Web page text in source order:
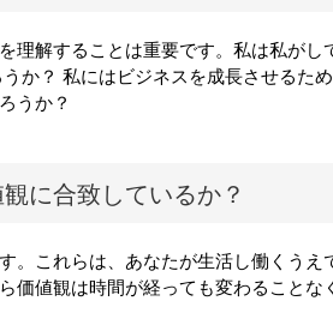
理解することは重要です。私は私がし
か？ 私にはビジネスを成長させるた
うか？
に合致しているか？
。これらは、あなたが生活し働くうえ
価値観は時間が経っても変わることな